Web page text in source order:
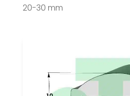
20-30 mm